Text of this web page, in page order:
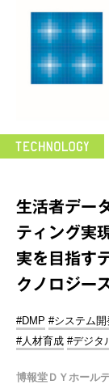
生活者デー
ティング実
実を目指す
クノロジー
#DMP #システム開
#人材育成 #デジタ
博報堂ＤＹホール